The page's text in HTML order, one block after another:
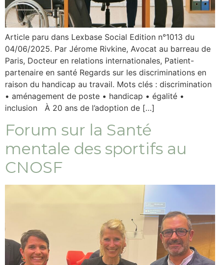
Article paru dans Lexbase Social Edition n°1013 du
04/06/2025. Par Jérome Rivkine, Avocat au barreau de
Paris, Docteur en relations internationales, Patient-
partenaire en santé Regards sur les discriminations en
raison du handicap au travail. Mots clés : discrimination
• aménagement de poste • handicap • égalité •
inclusion À 20 ans de l’adoption de […]
Forum sur la Santé
mentale des sportifs au
CNOSF